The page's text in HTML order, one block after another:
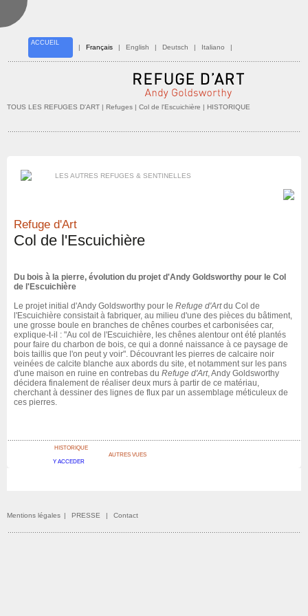
ACCUEIL
| Français | English | Deutsch | Italiano |
TOUS LES REFUGES D'ART | Refuges | Col de l'Escuichière | HISTORIQUE
LES AUTRES REFUGES & SENTINELLES
Refuge d'Art
Col de l'Escuichière
Du bois à la pierre, évolution du projet d'Andy Goldsworthy pour le Col
de l'Escuichière
Le projet initial d'Andy Goldsworthy pour le Refuge d'Artdu Col de
l'Escuichière consistait à fabriquer, au milieu d'une des pièces du bâtiment,
une grosse boule en branches de chênes courbes et carbonisées car,
explique-t-il : "Au col de l'Escuichière, les chênes alentour ont été plantés
pour faire du charbon de bois, ce qui a donné naissance à ce paysage de
bois taillis que l'on peut y voir". Découvrant les pierres de calcaire noir
veinées de calcite blanche aux abords du site, et notamment sur les pans
d'une maison en ruine en contrebas du Refuge d'Art, Andy Goldsworthy
décidera finalement de réaliser deux murs à partir de ce matériau,
cherchant à dessiner des lignes de flux par un assemblage méticuleux de
ces pierres.
HISTORIQUE
Y ACCEDER
AUTRES VUES
Mentions légales | PRESSE | Contact